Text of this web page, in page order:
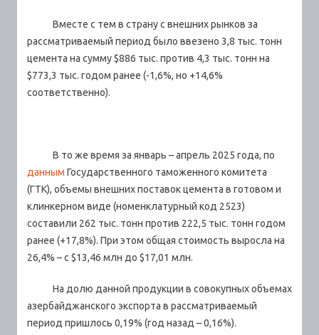
Вместе с тем в страну с внешних рынков за
рассматриваемый период было ввезено 3,8 тыс. тонн
цемента на сумму $886 тыс. против 4,3 тыс. тонн на
$773,3 тыс. годом ранее (-1,6%, но +14,6%
соответственно).
В то же время за январь – апрель 2025 года, по
данным Государственного таможенного комитета
(ГТК), объемы внешних поставок цемента в готовом и
клинкерном виде (номенклатурный код 2523)
составили 262 тыс. тонн против 222,5 тыс. тонн годом
ранее (+17,8%). При этом общая стоимость выросла на
26,4% – с $13,46 млн до $17,01 млн.
На долю данной продукции в совокупных объемах
азербайджанского экспорта в рассматриваемый
период пришлось 0,19% (год назад – 0,16%).